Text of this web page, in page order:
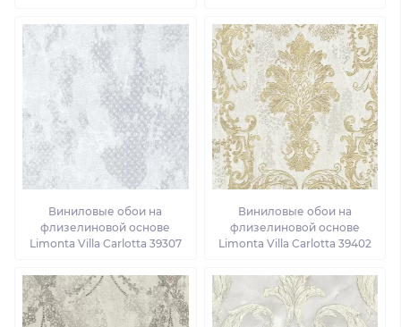
Виниловые обои на
флизелиновой основе
Limonta Villa Carlotta 39307
Виниловые обои на
флизелиновой основе
Limonta Villa Carlotta 39402